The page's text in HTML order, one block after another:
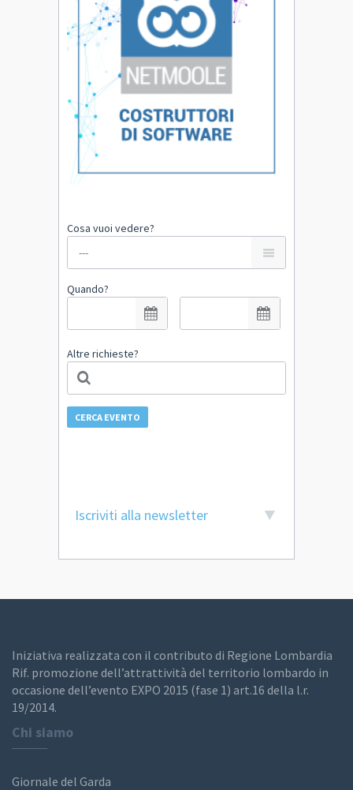
Cosa vuoi vedere?
Quando?
Altre richieste?
CERCA EVENTO
Iscriviti alla newsletter
Iniziativa realizzata con il contributo di Regione Lombardia
Rif. promozione dell’attrattività del territorio lombardo in
occasione dell’evento EXPO 2015 (fase 1) art.16 della l.r.
19/2014.
Chi siamo
Giornale del Garda